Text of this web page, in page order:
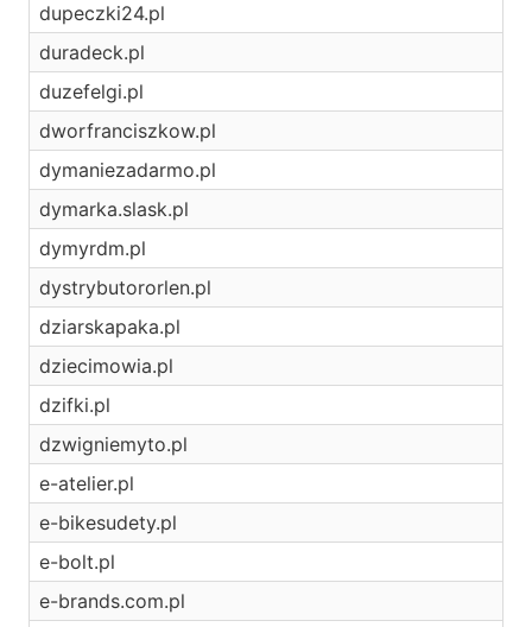
dupeczki24.pl
duradeck.pl
duzefelgi.pl
dworfranciszkow.pl
dymaniezadarmo.pl
dymarka.slask.pl
dymyrdm.pl
dystrybutororlen.pl
dziarskapaka.pl
dziecimowia.pl
dzifki.pl
dzwigniemyto.pl
e-atelier.pl
e-bikesudety.pl
e-bolt.pl
e-brands.com.pl